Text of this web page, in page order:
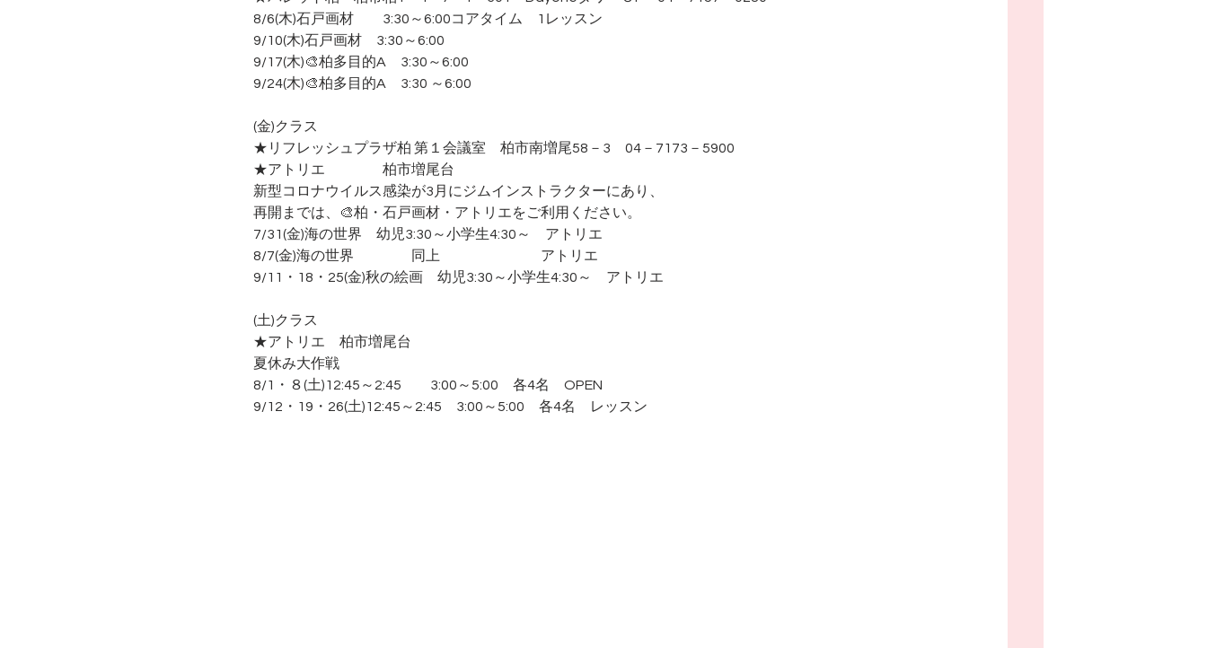
8/6(木)石戸画材　　3:30～6:00コアタイム　1レッスン
9/10(木)石戸画材　3:30～6:00
9/17(木)🎨柏多目的A　3:30～6:00
9/24(木)🎨柏多目的A　3:30 ～6:00
(金)クラス
★リフレッシュプラザ柏 第１会議室　柏市南増尾58－3　04－7173－5900
★アトリエ　　　　柏市増尾台
新型コロナウイルス感染が3月にジムインストラクターにあり、
再開までは、🎨柏・石戸画材・アトリエをご利用ください。
7/31(金)海の世界　幼児3:30～小学生4:30～　アトリエ
8/7(金)海の世界　　　　同上　　　　　　　アトリエ
9/11・18・25(金)秋の絵画　幼児3:30～小学生4:30～　アトリエ
(土)クラス
★アトリエ　柏市増尾台
夏休み大作戦
8/1・８(土)12:45～2:45　　3:00～5:00　各4名　OPEN
9/12・19・26(土)12:45～2:45　3:00～5:00　各4名　レッスン